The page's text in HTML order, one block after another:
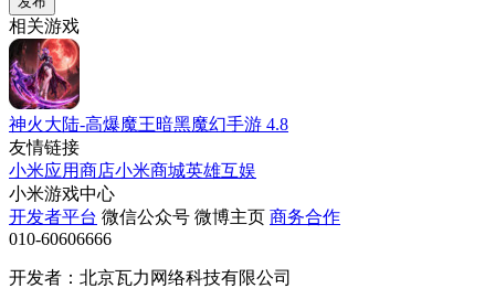
相关游戏
神火大陆-高爆魔王暗黑魔幻手游 4.8
友情链接
小米应用商店小米商城英雄互娱
小米游戏中心
开发者平台 微信公众号 微博主页 商务合作
010-60606666
开发者：北京瓦力网络科技有限公司